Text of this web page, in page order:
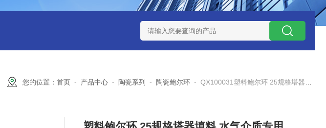
QX100031白色19规格塑料鲍尔环 耐高温 散装填料 蜂窝陶瓷
您的位置：首页 - 产品中心 - 陶瓷系列 - 陶瓷鲍尔环 -QX100031塑料鲍尔环 25规格塔器填料 水气介质专用